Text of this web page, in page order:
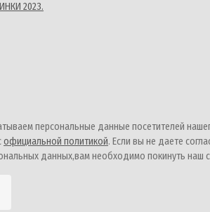
2023.
персональные данные посетителей
официальной политикой. Если вы не даете
данных,вам необходимо покинуть наш